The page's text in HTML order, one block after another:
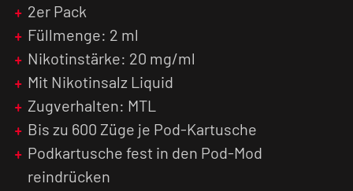
2er Pack
Füllmenge: 2 ml
Nikotinstärke: 20 mg/ml
Mit Nikotinsalz Liquid
Zugverhalten: MTL
Bis zu 600 Züge je Pod-Kartusche
Podkartusche fest in den Pod-Mod
reindrücken